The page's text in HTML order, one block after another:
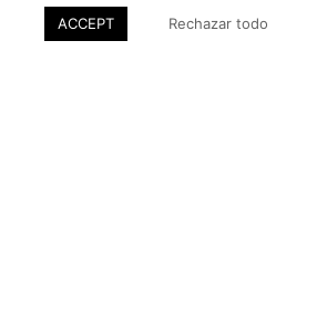
ACCEPT Rechazar todo